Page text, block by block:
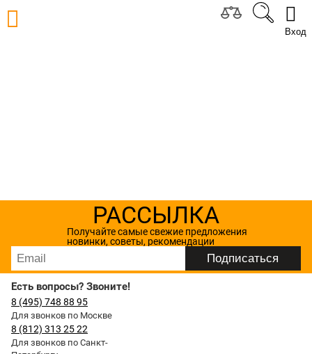
Вход
РАССЫЛКА
Получайте самые свежие предложения
новинки, советы, рекомендации
Есть вопросы? Звоните!
8 (495) 748 88 95
Для звонков по Москве
8 (812) 313 25 22
Для звонков по Санкт-